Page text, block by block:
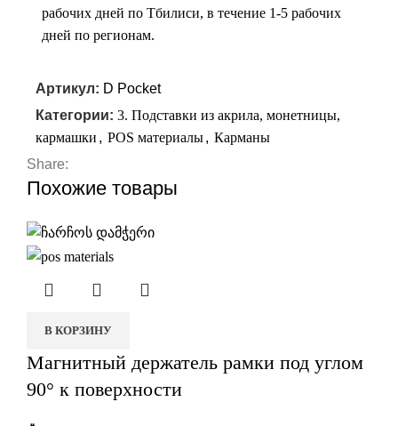
рабочих дней по Тбилиси, в течение 1-5 рабочих
дней по регионам.
Артикул: D Pocket
Категории: 3. Подставки из акрила, монетницы,
кармашки , POS материалы, Карманы
Share:
Похожие товары
В КОРЗИНУ
Магнитный держатель рамки под углом
90° к поверхности